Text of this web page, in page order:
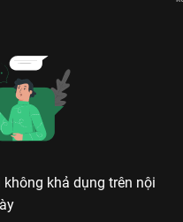
khả dụng trên nội